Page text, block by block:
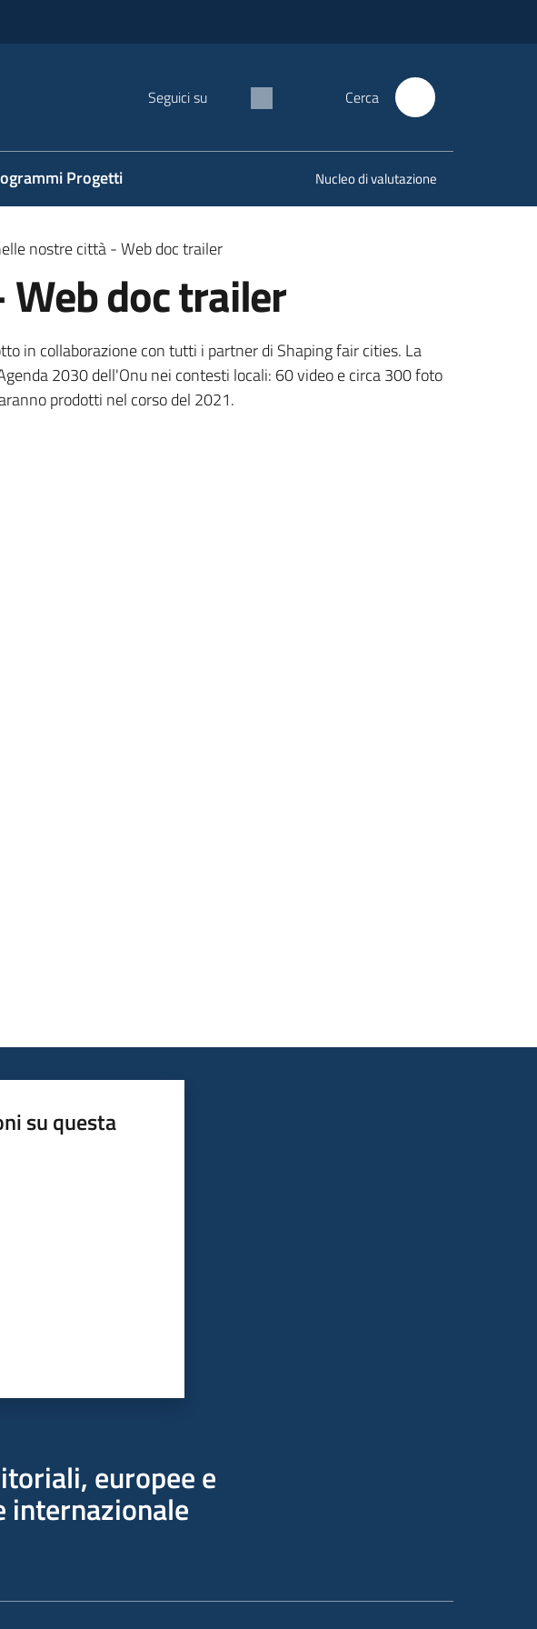
Seguici su Cerca
Progetti Nucleo di valutazione
nostre città - Web doc trailer
doc trailer
in collaborazione con tutti i partner di Shaping fair cities. La
2030 dell'Onu nei contesti locali: 60 video e circa 300 foto
prodotti nel corso del 2021.
su questa
europee e
internazionale